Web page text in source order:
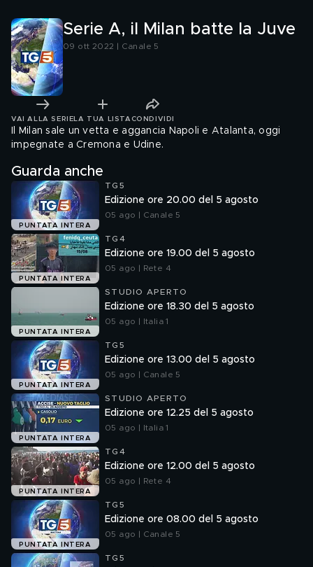
Serie A, il Milan batte la Juve
09 ott 2022 | Canale 5
VAI ALLA SERIE LA TUA LISTA CONDIVIDI
Il Milan sale un vetta e aggancia Napoli e Atalanta, oggi
impegnate a Cremona e Udine.
Guarda anche
PUNTATA INTERA
TG5
Edizione ore 20.00 del 5 agosto
05 ago | Canale 5
PUNTATA INTERA
TG4
Edizione ore 19.00 del 5 agosto
05 ago | Rete 4
PUNTATA INTERA
STUDIO APERTO
Edizione ore 18.30 del 5 agosto
05 ago | Italia 1
PUNTATA INTERA
TG5
Edizione ore 13.00 del 5 agosto
05 ago | Canale 5
PUNTATA INTERA
STUDIO APERTO
Edizione ore 12.25 del 5 agosto
05 ago | Italia 1
PUNTATA INTERA
TG4
Edizione ore 12.00 del 5 agosto
05 ago | Rete 4
PUNTATA INTERA
TG5
Edizione ore 08.00 del 5 agosto
05 ago | Canale 5
TG5